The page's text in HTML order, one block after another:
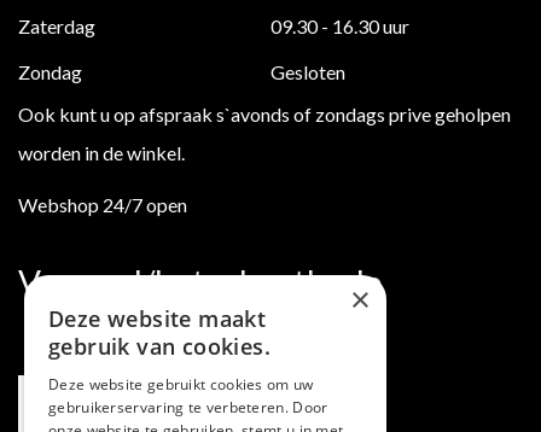
Zaterdag
09.30 - 16.30 uur
Zondag
Gesloten
Ook kunt u op afspraak s`avonds of zondags prive geholpen
worden in de winkel.
Webshop 24/7 open
Verzend/betaalmethode
×
Deze website maakt
gebruik van cookies.
Deze website gebruikt cookies om uw
gebruikerservaring te verbeteren. Door